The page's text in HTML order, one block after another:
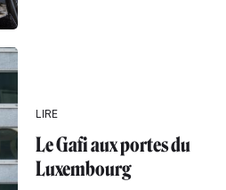
LIRE
Le Gafi aux portes du
Luxembourg